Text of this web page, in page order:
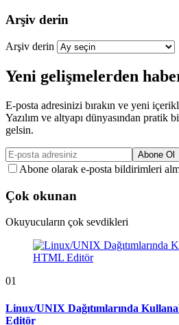
Arşiv derin
Arşiv derin
Yeni gelişmelerden
E-posta adresinizi bırakın ve yeni
Yazılım ve altyapı dünyasından pratik
gelsin.
Abone Ol
Abone olarak e-posta bildirimleri
Çok okunan
Okuyucuların çok sevdikleri
01
Linux/UNIX Dağıtımlarında
Editör